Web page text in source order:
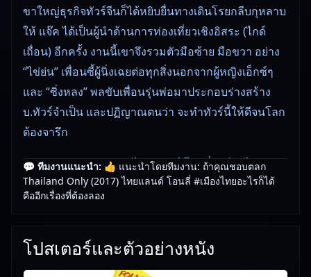
ขาใหญ่ธุรกิจทัวร์จีนก็ได้หยิบยื่นทางเดินโรยกลีบกุหลาบ
ให้ แจ๊ค ได้เป็นผู้นำด้านการท่องเที่ยวเชิงอิสระ (ไกด์
เถื่อน) อีกครั้ง งานนี้เขาจึงรวมตัวมือซ้าย มือขวา อย่าง
“ไข่ย่น” เพื่อนซี้ผู้นิ่งเฉยต่อทุกสิ่งนอกจากผู้หญิงเอ็กซ์ๆ
และ “ซิ่งหลง” พลขับเพื่อนรุ่นพ่อมาประกอบร่างสร้าง
บ.ทัวร์จำเป็น และปฏิญาณตนว่า จะทำทัวร์นี้ให้ดีจนโลก
ต้องจารึก
Thailand Only (2017) ไทยแลนด์ โอนลี่ #เมืองไทย
อะไรก็ได้ () — หนังใหม่ชนโรงคุณภาพ เลือกดูแบบ
พากย์ไทยหรือซับไทย
แลนด์ โอนลี่ #เมืองไทยอะไรก็ได้ คืออีกตัวเลือกที่ดูเพลิน
💬 ทีมงานแนะนำ: 👍 แนะนำโดยทีมงาน: ถ้าคุณชอบตลก
Thailand Only (2017) ไทยแลนด์ โอนลี่ #เมืองไทยอะไรก็ได้
คืออีกเรื่องที่ต้องลอง
โปสเตอร์และตัวอย่างหนัง